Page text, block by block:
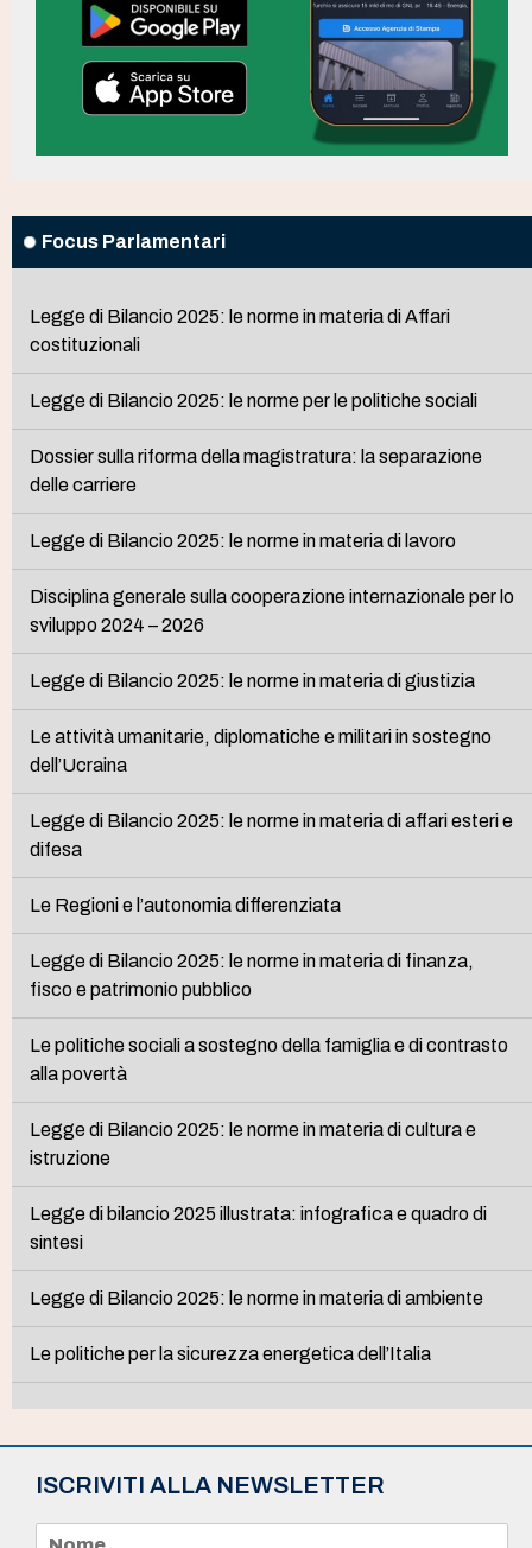
Focus Parlamentari
Legge di Bilancio 2025: le norme in materia di Affari
costituzionali
Legge di Bilancio 2025: le norme per le politiche sociali
Dossier sulla riforma della magistratura: la separazione
delle carriere
Legge di Bilancio 2025: le norme in materia di lavoro
Disciplina generale sulla cooperazione internazionale per lo
sviluppo 2024 – 2026
Legge di Bilancio 2025: le norme in materia di giustizia
Le attività umanitarie, diplomatiche e militari in sostegno
dell’Ucraina
Legge di Bilancio 2025: le norme in materia di affari esteri e
difesa
Le Regioni e l’autonomia differenziata
Legge di Bilancio 2025: le norme in materia di finanza,
fisco e patrimonio pubblico
Le politiche sociali a sostegno della famiglia e di contrasto
alla povertà
Legge di Bilancio 2025: le norme in materia di cultura e
istruzione
Legge di bilancio 2025 illustrata: infografica e quadro di
sintesi
Legge di Bilancio 2025: le norme in materia di ambiente
Le politiche per la sicurezza energetica dell’Italia
ISCRIVITI ALLA NEWSLETTER